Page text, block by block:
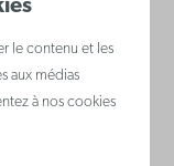
le contenu et les
aux médias
à nos cookies